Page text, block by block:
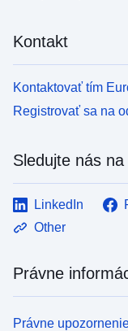
Kontakt
Kontaktovať tím
Registrovať sa na
Sledujte nás na
LinkedIn
Other
Právne
Právne